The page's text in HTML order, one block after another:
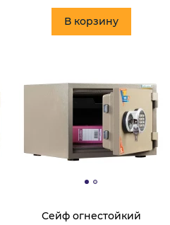
В корзину
Сейф огнестойкий